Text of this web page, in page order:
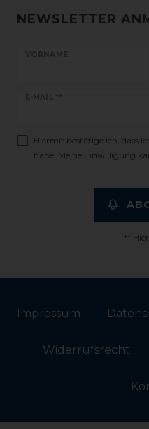
NEWSLETTER
VORNAME
E-MAIL **
Newsletter
Hiermit bestätige ich, dass
habe. Meine Einwilligung
**
Impressum
Widerrufs­recht